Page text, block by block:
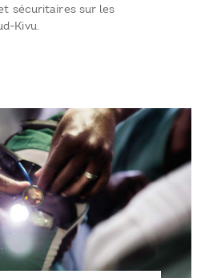
sécuritaires sur les
Kivu.